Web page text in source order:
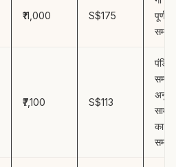
₹11,000 S$175
पूर्ण
₹7,100 S$113
पंडित,
सम्पूर्ण
का